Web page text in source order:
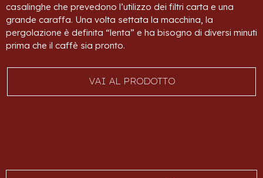
casalinghe che prevedono l’utilizzo dei filtri carta e una
grande caraffa. Una volta settata la macchina, la
pergolazione è definita “lenta” e ha bisogno di diversi minuti
prima che il caffè sia pronto.
VAI AL PRODOTTO